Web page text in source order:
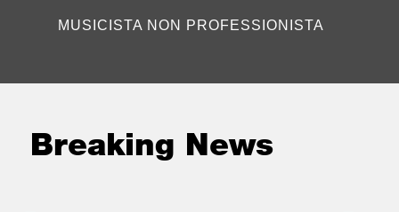
MUSICISTA NON PROFESSIONISTA
Breaking News